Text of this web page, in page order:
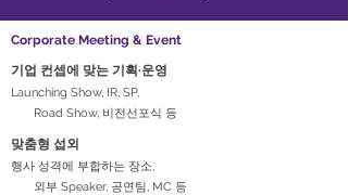
Corporate Meeting & Event​
​​기업 컨셉에 맞는 기획·운영
Launching Show, IR, SP,
Road Show, 비전선포식 등
​​맞춤형 섭외
행사 성격에 부합하는 장소,
외부 Speaker, 공연팀, MC 등